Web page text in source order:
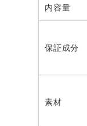
内容量
保証成分
素材